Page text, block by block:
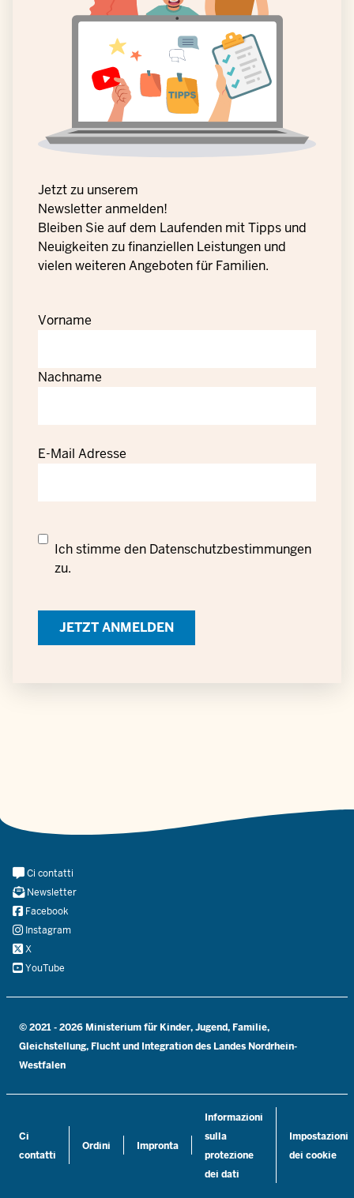
Jetzt zu unserem
Newsletter anmelden!
Bleiben Sie auf dem Laufenden mit Tipps und
Neuigkeiten zu finanziellen Leistungen und
vielen weiteren Angeboten für Familien.
Vorname
Nachname
E-Mail Adresse
Datenschutzrechtliche
Einwilligung
personenbezogener
Daten
Ich stimme den Datenschutzbestimmungen
zu.
Ci
contatti
Ordini Impronta
Informazioni
sulla
protezione
dei dati
Impostazioni
dei cookie
Meta
Navi
Social
Ci contatti
Newsletter
Facebook
Instagram
X
YouTube
© 2021 - 2026 Ministerium für Kinder, Jugend, Familie,
Gleichstellung, Flucht und Integration des Landes Nordrhein-
Westfalen